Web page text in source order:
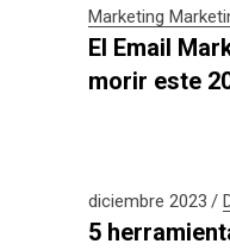
Marketing
El Email
morir este
diciembre 2023
5